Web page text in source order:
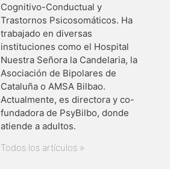
Cognitivo-Conductual y
Trastornos Psicosomáticos. Ha
trabajado en diversas
instituciones como el Hospital
Nuestra Señora la Candelaria, la
Asociación de Bipolares de
Cataluña o AMSA Bilbao.
Actualmente, es directora y co-
fundadora de PsyBilbo, donde
atiende a adultos.
Todos los artículos »